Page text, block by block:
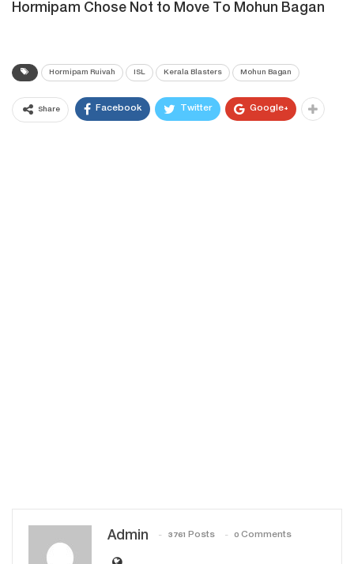
Hormipam Chose Not to Move To Mohun Bagan
Hormipam Ruivah ISL Kerala Blasters Mohun Bagan
Share Facebook Twitter Google+
Admin 3761 Posts 0 Comments